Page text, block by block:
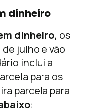
dinheiro
dinheiro, os
julho e vão
inclui a
para os
parcela para
: